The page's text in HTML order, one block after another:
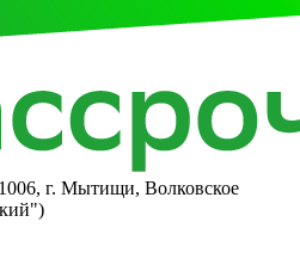
г. Мытищи, Волковское